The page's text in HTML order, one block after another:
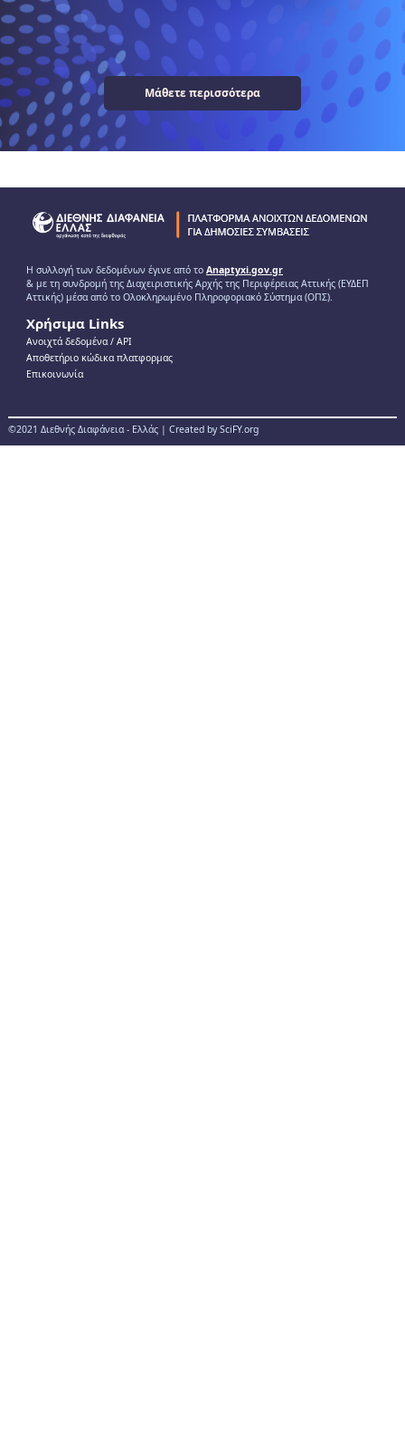
Μάθετε περισσότερα
Η συλλογή των δεδομένων έγινε από το Anaptyxi.gov.gr
& με τη συνδρομή της Διαχειριστικής Αρχής της Περιφέρειας Αττικής (ΕΥΔΕΠ
Αττικής) μέσα από το Ολοκληρωμένο Πληροφοριακό Σύστημα (ΟΠΣ).
Χρήσιμα Links
Ανοιχτά δεδομένα / ΑPI
Αποθετήριο κώδικα πλατφορμας
Επικοινωνία
©2021 Διεθνής Διαφάνεια - Ελλάς | Created by SciFY.org